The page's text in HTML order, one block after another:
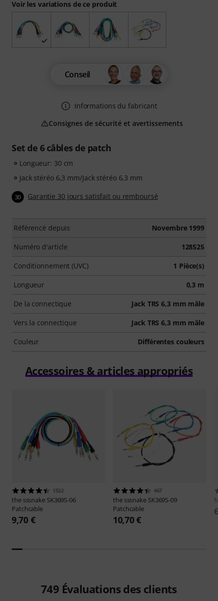
Set de 6 câbles de patch
Longueur: 30 cm
Jack stéréo 6,3 mm/Jack stéréo 6,3 mm
30 Garantie 30 jours satisfait ou remboursé
Référencé depuis Novembre 1999
Numéro d'article 128525
Conditionnement (UVC) 1 Pièce(s)
Longueur 0,3 m
De la connectique Jack TRS 6,3 mm mâle
Vers la connectique Jack TRS 6,3 mm mâle
Couleur Différentes couleurs
Voir les variations de ce produit
Conseil
Informations du fabricant
Consignes de sécurité et avertissements
Accessoires & articles appropriés
1532
the sssnake SK369S-06
Patchcable
9,70 €
467
the sssnake SK369S-09
Patchcable
10,70 €
749 Évaluations des clients